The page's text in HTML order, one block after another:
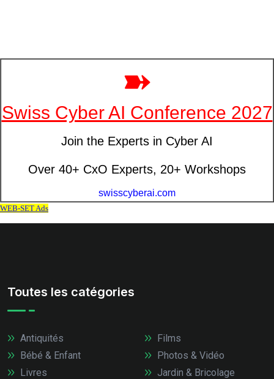
Toutes les catégories
Antiquités
Bébé & Enfant
Livres
Films
Photos & Vidéo
Jardin & Bricolage